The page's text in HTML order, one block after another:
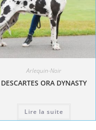
Arlequin-Noir
DESCARTES ORA DYNASTY
Lire la suite